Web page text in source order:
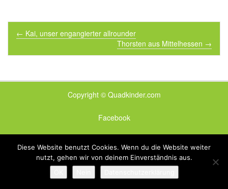
Post navigation
← Kai, unser engangierter allrounder
Thorsten aus Mittelhessen →
Copyright © Quadkinder.com
Facebook
Datenschutz|Impressum
Diese Website benutzt Cookies. Wenn du die Website weiter
nutzt, gehen wir von deinem Einverständnis aus.